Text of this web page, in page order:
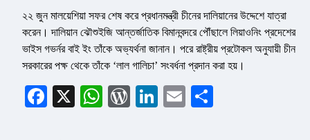
২২ জুন মালয়েশিয়া সফর শেষ করে প্রধানমন্ত্রী চীনের দালিয়ানের উদ্দেশে যাত্রা
করেন। দালিয়ান ঝৌশুইজি আন্তর্জাতিক বিমানবন্দরে পৌঁছালে লিয়াওনিং প্রদেশের
ভাইস গভর্নর বাই ইং তাঁকে অভ্যর্থনা জানান। পরে রাষ্ট্রীয় প্রটোকল অনুযায়ী চীন
সরকারের পক্ষ থেকে তাঁকে ‘লাল গালিচা’ সংবর্ধনা প্রদান করা হয়।
Facebook
X WhatsApp
WordPress
LinkedIn
Email